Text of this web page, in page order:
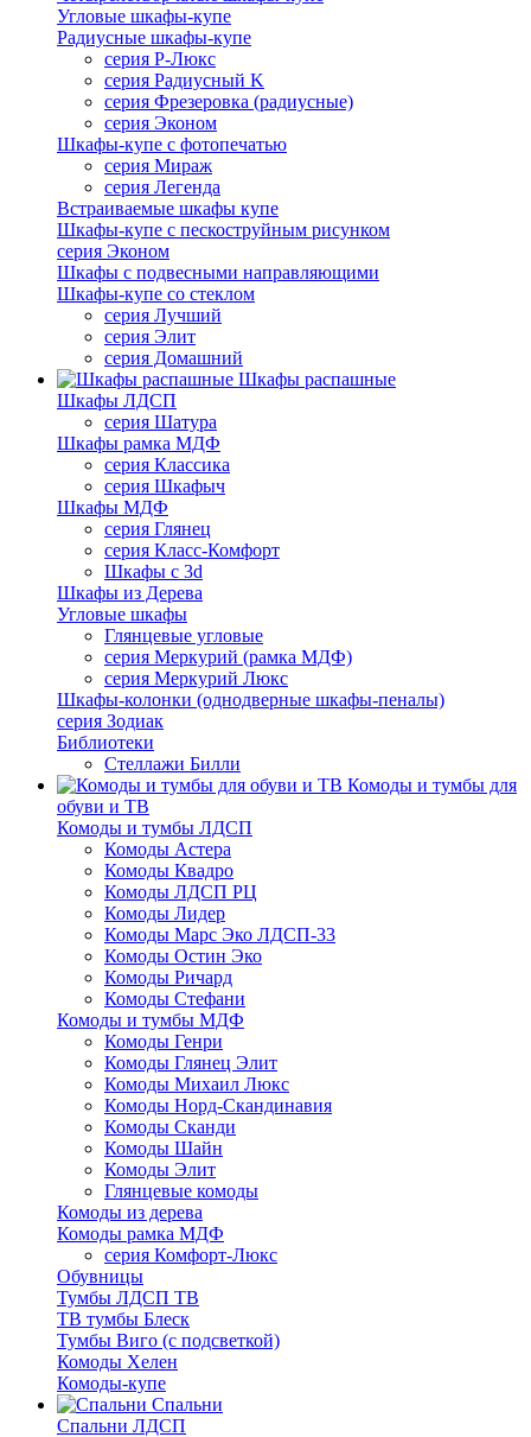
Угловые шкафы-купе
Радиусные шкафы-купе
серия Р-Люкс
серия Радиусный K
серия Фрезеровка (радиусные)
серия Эконом
Шкафы-купе с фотопечатью
серия Мираж
серия Легенда
Встраиваемые шкафы купе
Шкафы-купе с пескоструйным рисунком
серия Эконом
Шкафы с подвесными направляющими
Шкафы-купе со стеклом
серия Лучший
серия Элит
серия Домашний
Шкафы распашные
Шкафы ЛДСП
серия Шатура
Шкафы рамка МДФ
серия Классика
серия Шкафыч
Шкафы МДФ
серия Глянец
серия Класс-Комфорт
Шкафы с 3d
Шкафы из Дерева
Угловые шкафы
Глянцевые угловые
серия Меркурий (рамка МДФ)
серия Меркурий Люкс
Шкафы-колонки (однодверные шкафы-пеналы)
серия Зодиак
Библиотеки
Стеллажи Билли
Комоды и тумбы для
обуви и ТВ
Комоды и тумбы ЛДСП
Комоды Астера
Комоды Квадро
Комоды ЛДСП РЦ
Комоды Лидер
Комоды Марс Эко ЛДСП-33
Комоды Остин Эко
Комоды Ричард
Комоды Стефани
Комоды и тумбы МДФ
Комоды Генри
Комоды Глянец Элит
Комоды Михаил Люкс
Комоды Норд-Скандинавия
Комоды Сканди
Комоды Шайн
Комоды Элит
Глянцевые комоды
Комоды из дерева
Комоды рамка МДФ
серия Комфорт-Люкс
Обувницы
Тумбы ЛДСП ТВ
ТВ тумбы Блеск
Тумбы Виго (с подсветкой)
Комоды Хелен
Комоды-купе
Спальни
Спальни ЛДСП